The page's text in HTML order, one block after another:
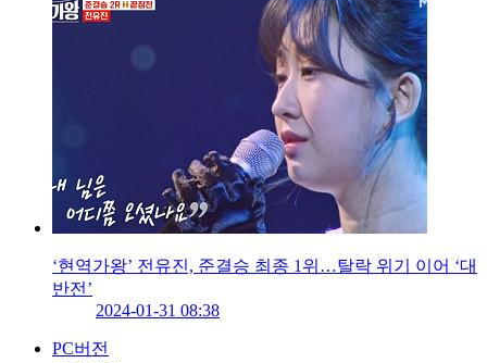
‘현역가왕’ 전유진, 준결승 최종 1위…탈락 위기 이어 ‘대
반전’
2024-01-31 08:38
PC버전